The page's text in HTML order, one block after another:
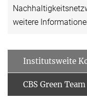
weitere
Institutsweite
CBS Green Team